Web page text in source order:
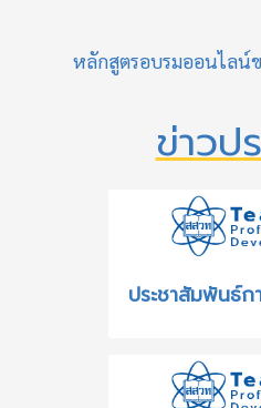
หลักสูตรอบรมออนไลน์
ข่าวป